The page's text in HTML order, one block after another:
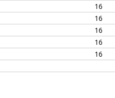
16
16
16
16
16